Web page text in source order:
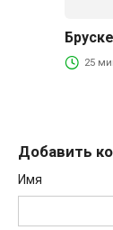
25
Добавить
Имя